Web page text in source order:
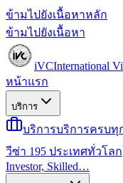
ข้ามไปยังเนื้อหาหลัก
ข้ามไปยังเนื้อหา
iVCInternational
หน้าแรก
บริการ
บริการบริการครบทุ
วีซ่า 195 ประเทศทั่วโลก
Investor, Skilled…